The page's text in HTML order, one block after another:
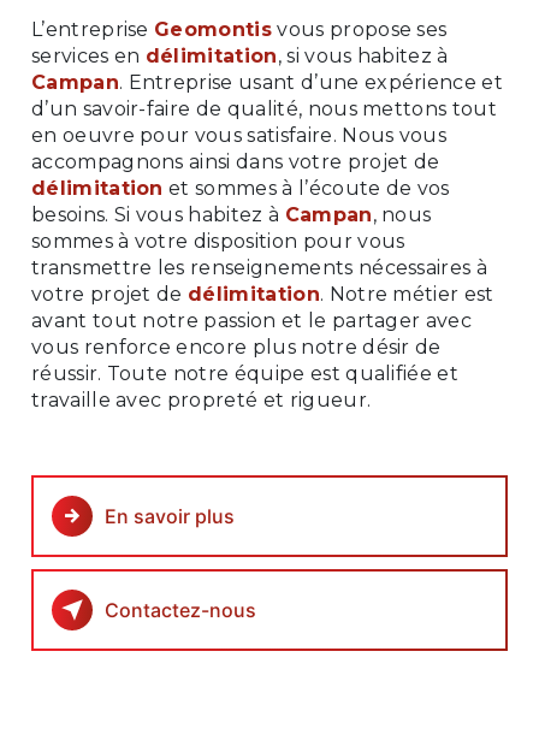
L’entreprise Geomontis vous propose ses
services en délimitation, si vous habitez à
Campan. Entreprise usant d’une expérience et
d’un savoir-faire de qualité, nous mettons tout
en oeuvre pour vous satisfaire. Nous vous
accompagnons ainsi dans votre projet de
délimitation et sommes à l’écoute de vos
besoins. Si vous habitez à Campan, nous
sommes à votre disposition pour vous
transmettre les renseignements nécessaires à
votre projet de délimitation. Notre métier est
avant tout notre passion et le partager avec
vous renforce encore plus notre désir de
réussir. Toute notre équipe est qualifiée et
travaille avec propreté et rigueur.
En savoir plus
Contactez-nous